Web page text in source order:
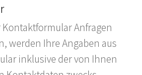
Kontaktformular Anfragen
werden Ihre Angaben aus
inklusive der von Ihnen